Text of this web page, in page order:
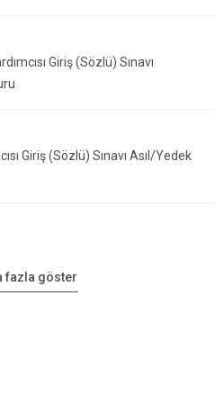
Giriş (Sözlü) Sınavı
Giriş (Sözlü) Sınavı Asıl/Yedek
fazla göster